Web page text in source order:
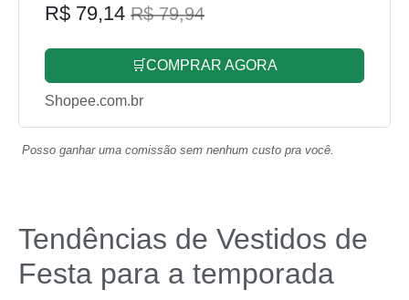
R$ 79,14 R$ 79,94
🛒COMPRAR AGORA
Shopee.com.br
Posso ganhar uma comissão sem nenhum custo pra você.
Tendências de Vestidos de
Festa para a temporada